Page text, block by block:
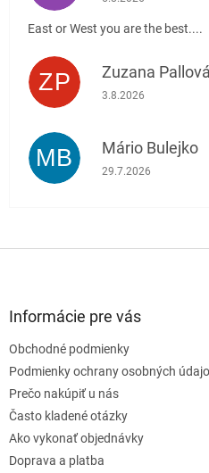
East or West you are the best....
ZP Zuzana Pallová
Hodnotenie
3.8.2026
MB Mário Bulejko
Hodnotenie
29.7.2026
Informácie pre vás
Obchodné podmienky
Podmienky ochrany osobných
Prečo nakúpiť u nás
Často kladené otázky
Ako vykonať objednávky
Doprava a platba